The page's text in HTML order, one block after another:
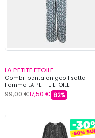
LA PETITE ETOILE
Combi-pantalon geo lisetta
Femme LA PETITE ETOILE
99,00 €17,50 € 82%